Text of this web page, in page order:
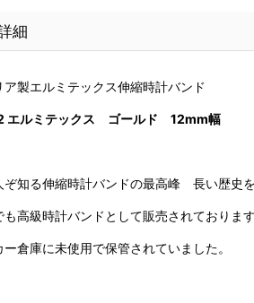
細
ア製エルミテックス伸縮時計バンド
エルミテックス ゴールド 12mm幅
ぞ知る伸縮時計バンドの最高峰 長い歴史
も高級時計バンドとして販売されておりま
ー倉庫に未使用で保管されていました。